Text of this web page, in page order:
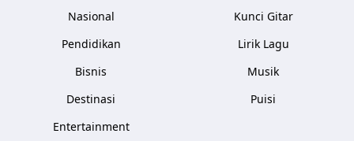
Nasional
Pendidikan
Bisnis
Destinasi
Entertainment
Kunci Gitar
Lirik Lagu
Musik
Puisi